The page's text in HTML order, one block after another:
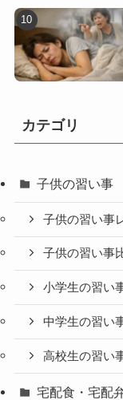
カテゴリ
子供の習い事
子供の習い事
子供の習い事
小学生の習い
中学生の習い
高校生の習い
宅配食・宅配